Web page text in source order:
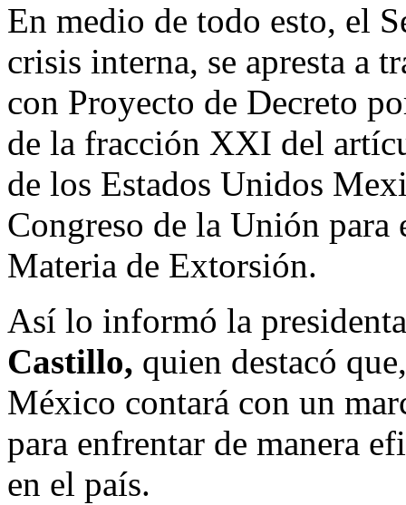
En medio de todo esto, el
crisis interna, se apresta a
con Proyecto de Decreto
de la fracción XXI del
de los Estados Unidos
Congreso de la Unión
Materia de Extorsión.
Así lo informó la
Castillo, quien destacó
México contará con un
para enfrentar de manera
en el país.